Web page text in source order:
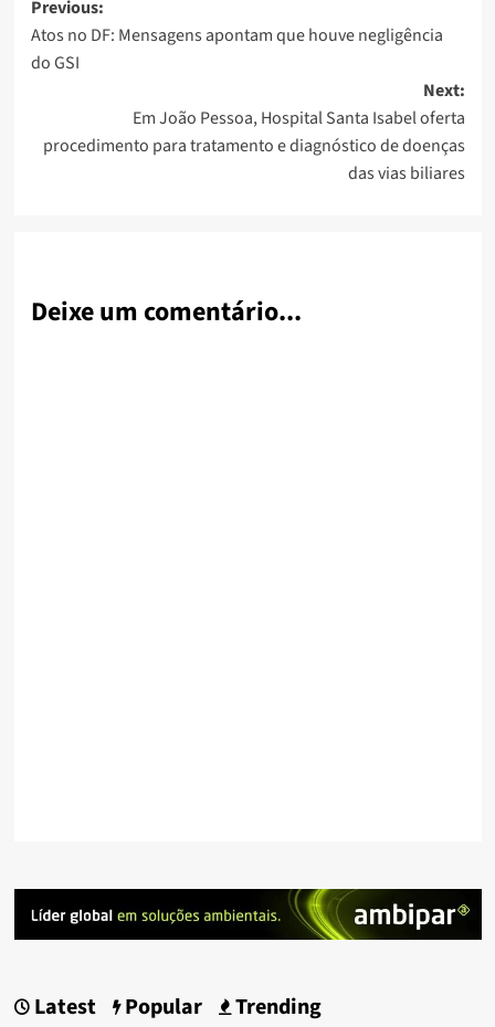
Post
navigation
Previous:
Atos no DF: Mensagens apontam que houve negligência
do GSI
Next:
Em João Pessoa, Hospital Santa Isabel oferta
procedimento para tratamento e diagnóstico de doenças
das vias biliares
Deixe um comentário...
Latest Popular Trending